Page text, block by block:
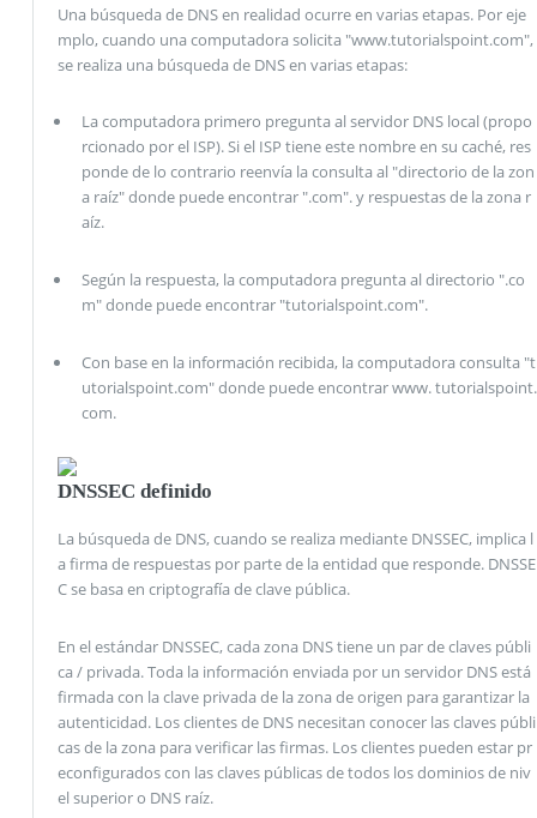
Una búsqueda de DNS en realidad ocurre en varias etapas. Por eje
mplo, cuando una computadora solicita "www.tutorialspoint.com",
se realiza una búsqueda de DNS en varias etapas:
La computadora primero pregunta al servidor DNS local (propo
rcionado por el ISP). Si el ISP tiene este nombre en su caché, res
ponde de lo contrario reenvía la consulta al "directorio de la zon
a raíz" donde puede encontrar ".com". y respuestas de la zona r
aíz.
Según la respuesta, la computadora pregunta al directorio ".co
m" donde puede encontrar "tutorialspoint.com".
Con base en la información recibida, la computadora consulta "t
utorialspoint.com" donde puede encontrar www. tutorialspoint.
com.
DNSSEC definido
La búsqueda de DNS, cuando se realiza mediante DNSSEC, implica l
a firma de respuestas por parte de la entidad que responde. DNSSE
C se basa en criptografía de clave pública.
En el estándar DNSSEC, cada zona DNS tiene un par de claves públi
ca / privada. Toda la información enviada por un servidor DNS está
firmada con la clave privada de la zona de origen para garantizar la
autenticidad. Los clientes de DNS necesitan conocer las claves públi
cas de la zona para verificar las firmas. Los clientes pueden estar pr
econfigurados con las claves públicas de todos los dominios de niv
el superior o DNS raíz.